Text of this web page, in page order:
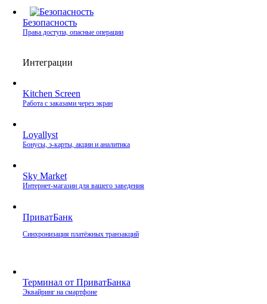
Безопасность
Права доступа, опасные операции
Интеграции
Kitchen Screen
Работа с заказами через экран
Loyallyst
Бонусы, э‑карты, акции и аналитика
Sky Market
Интернет‑магазин для вашего заведения
ПриватБанк
Синхронизация платёжных транзакций
Терминал от ПриватБанка
Эквайринг на смартфоне